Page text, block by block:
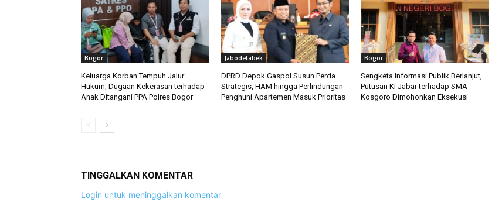
Bogor
Keluarga Korban Tempuh Jalur
Hukum, Dugaan Kekerasan terhadap
Anak Ditangani PPA Polres Bogor
Jabodetabek
DPRD Depok Gaspol Susun Perda
Strategis, HAM hingga Perlindungan
Penghuni Apartemen Masuk Prioritas
Bogor
Sengketa Informasi Publik Berlanjut,
Putusan KI Jabar terhadap SMA
Kosgoro Dimohonkan Eksekusi
TINGGALKAN KOMENTAR
Login untuk meninggalkan komentar